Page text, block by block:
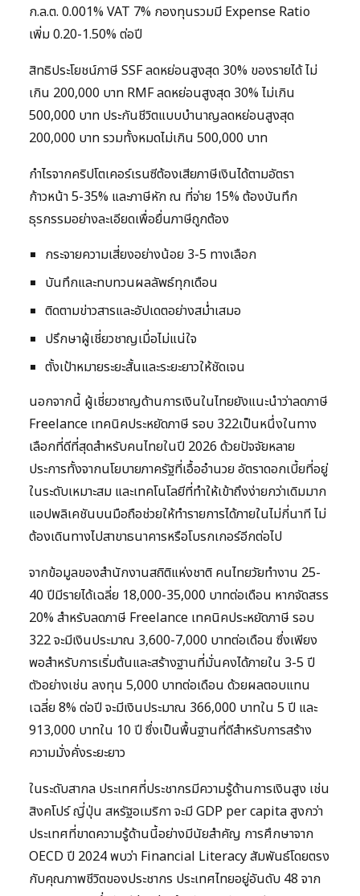
ก.ล.ต. 0.001% VAT 7% กองทุนรวมมี Expense Ratio
เพิ่ม 0.20-1.50% ต่อปี
สิทธิประโยชน์ภาษี SSF ลดหย่อนสูงสุด 30% ของรายได้ ไม่
เกิน 200,000 บาท RMF ลดหย่อนสูงสุด 30% ไม่เกิน
500,000 บาท ประกันชีวิตแบบบำนาญลดหย่อนสูงสุด
200,000 บาท รวมทั้งหมดไม่เกิน 500,000 บาท
กำไรจากคริปโตเคอร์เรนซีต้องเสียภาษีเงินได้ตามอัตรา
ก้าวหน้า 5-35% และภาษีหัก ณ ที่จ่าย 15% ต้องบันทึก
ธุรกรรมอย่างละเอียดเพื่อยื่นภาษีถูกต้อง
กระจายความเสี่ยงอย่างน้อย 3-5 ทางเลือก
บันทึกและทบทวนผลลัพธ์ทุกเดือน
ติดตามข่าวสารและอัปเดตอย่างสม่ำเสมอ
ปรึกษาผู้เชี่ยวชาญเมื่อไม่แน่ใจ
ตั้งเป้าหมายระยะสั้นและระยะยาวให้ชัดเจน
นอกจากนี้ ผู้เชี่ยวชาญด้านการเงินในไทยยังแนะนำว่าลดภาษี
Freelance เทคนิคประหยัดภาษี รอบ 322เป็นหนึ่งในทาง
เลือกที่ดีที่สุดสำหรับคนไทยในปี 2026 ด้วยปัจจัยหลาย
ประการทั้งจากนโยบายภาครัฐที่เอื้ออำนวย อัตราดอกเบี้ยที่อยู่
ในระดับเหมาะสม และเทคโนโลยีที่ทำให้เข้าถึงง่ายกว่าเดิมมาก
แอปพลิเคชันบนมือถือช่วยให้ทำรายการได้ภายในไม่กี่นาที ไม่
ต้องเดินทางไปสาขาธนาคารหรือโบรกเกอร์อีกต่อไป
จากข้อมูลของสำนักงานสถิติแห่งชาติ คนไทยวัยทำงาน 25-
40 ปีมีรายได้เฉลี่ย 18,000-35,000 บาทต่อเดือน หากจัดสรร
20% สำหรับลดภาษี Freelance เทคนิคประหยัดภาษี รอบ
322 จะมีเงินประมาณ 3,600-7,000 บาทต่อเดือน ซึ่งเพียง
พอสำหรับการเริ่มต้นและสร้างฐานที่มั่นคงได้ภายใน 3-5 ปี
ตัวอย่างเช่น ลงทุน 5,000 บาทต่อเดือน ด้วยผลตอบแทน
เฉลี่ย 8% ต่อปี จะมีเงินประมาณ 366,000 บาทใน 5 ปี และ
913,000 บาทใน 10 ปี ซึ่งเป็นพื้นฐานที่ดีสำหรับการสร้าง
ความมั่งคั่งระยะยาว
ในระดับสากล ประเทศที่ประชากรมีความรู้ด้านการเงินสูง เช่น
สิงคโปร์ ญี่ปุ่น สหรัฐอเมริกา จะมี GDP per capita สูงกว่า
ประเทศที่ขาดความรู้ด้านนี้อย่างมีนัยสำคัญ การศึกษาจาก
OECD ปี 2024 พบว่า Financial Literacy สัมพันธ์โดยตรง
กับคุณภาพชีวิตของประชากร ประเทศไทยอยู่อันดับ 48 จาก